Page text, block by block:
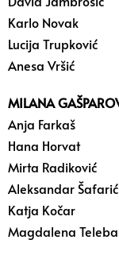
Karlo Novak
Lucija Trupković
Anesa Vršić
MILANA
Anja Farkaš
Hana Horvat
Mirta Radiković
Aleksandar Šafarić
Katja Kočar
Magdalena